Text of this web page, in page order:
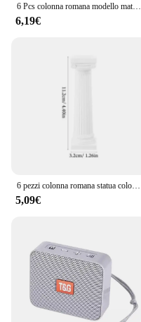
6 Pcs colonna romana modello matrimoni pilastri ornamento decorativo paesaggistica per Mini casa decorazioni per esterni giardino
6,19€
5,09€